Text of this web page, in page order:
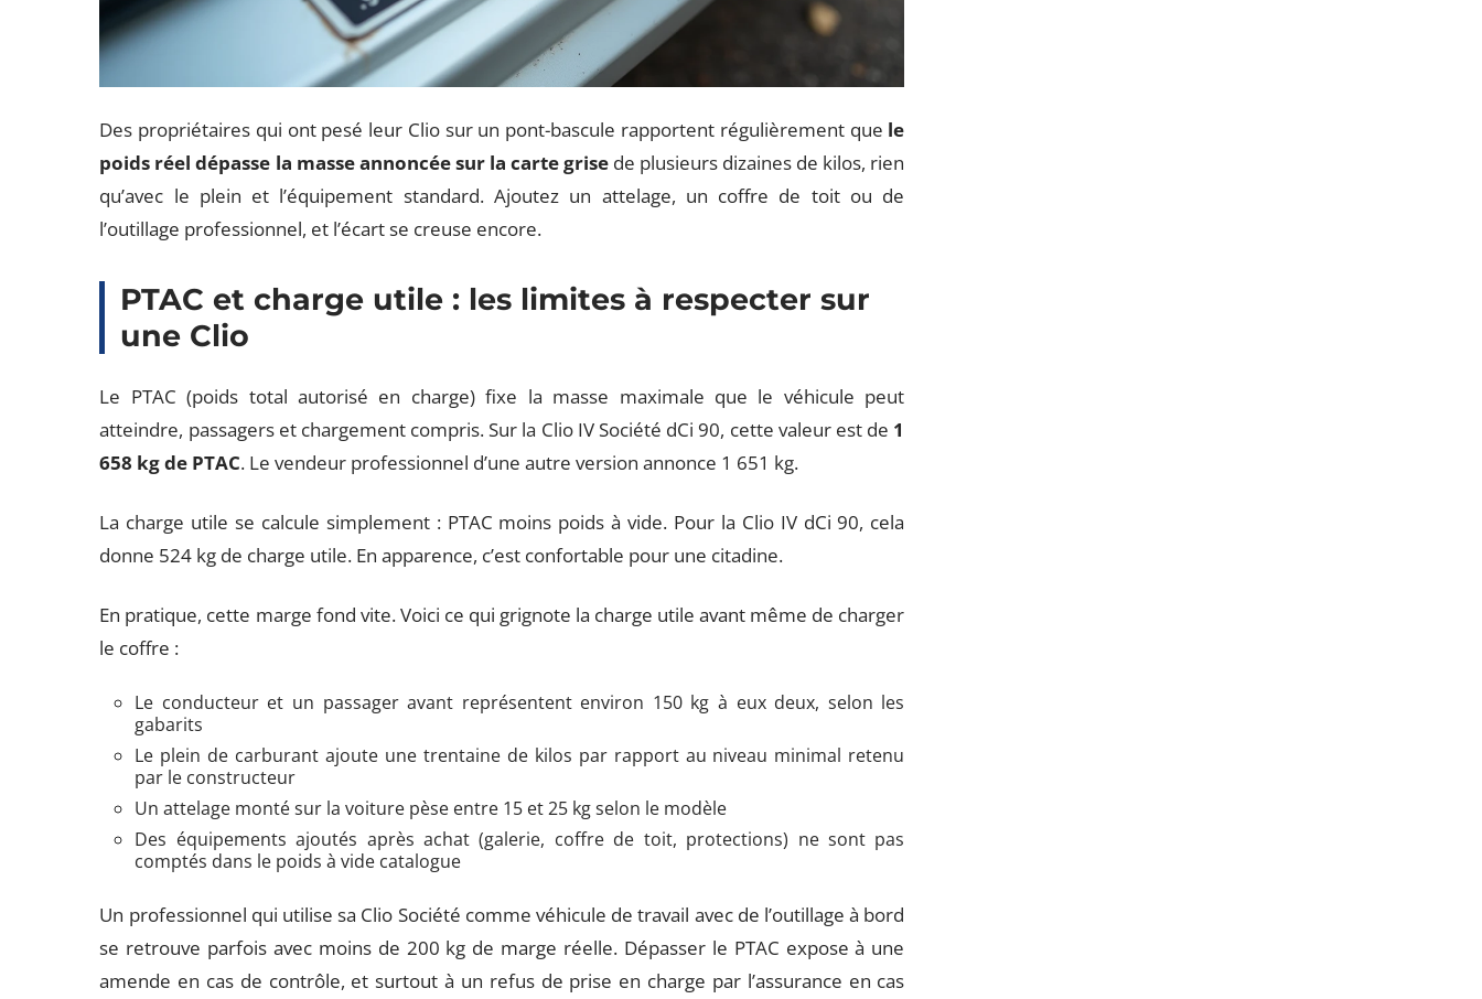
Des propriétaires qui ont pesé leur Clio sur un pont-bascule rapportent régulièrement que le
poids réel dépasse la masse annoncée sur la carte grisede plusieurs dizaines de kilos, rien
qu’avec le plein et l’équipement standard. Ajoutez un attelage, un coffre de toit ou de
l’outillage professionnel, et l’écart se creuse encore.
PTAC et charge utile : les limites à respecter sur
une Clio
Le PTAC (poids total autorisé en charge) fixe la masse maximale que le véhicule peut
atteindre, passagers et chargement compris. Sur la Clio IV Société dCi 90, cette valeur est de 1
658 kg de PTAC. Le vendeur professionnel d’une autre version annonce 1 651 kg.
La charge utile se calcule simplement : PTAC moins poids à vide. Pour la Clio IV dCi 90, cela
donne 524 kg de charge utile. En apparence, c’est confortable pour une citadine.
En pratique, cette marge fond vite. Voici ce qui grignote la charge utile avant même de charger
le coffre :
Le conducteur et un passager avant représentent environ 150 kg à eux deux, selon les
gabarits
Le plein de carburant ajoute une trentaine de kilos par rapport au niveau minimal retenu
par le constructeur
Un attelage monté sur la voiture pèse entre 15 et 25 kg selon le modèle
Des équipements ajoutés après achat (galerie, coffre de toit, protections) ne sont pas
comptés dans le poids à vide catalogue
Un professionnel qui utilise sa Clio Société comme véhicule de travail avec de l’outillage à bord
se retrouve parfois avec moins de 200 kg de marge réelle. Dépasser le PTAC expose à une
amende en cas de contrôle, et surtout à un refus de prise en charge par l’assurance en cas